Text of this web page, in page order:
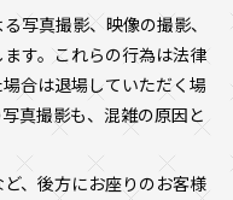
写真撮影、映像の撮影、
す。これらの行為は法律
合は退場していただく場
真撮影も、混雑の原因と
、後方にお座りのお客様